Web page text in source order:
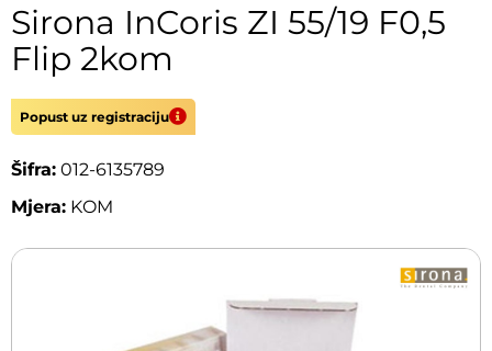
Sirona InCoris ZI 55/19 F0,5
Flip 2kom
Popust uz registraciju
Šifra: 012-6135789
Mjera: KOM